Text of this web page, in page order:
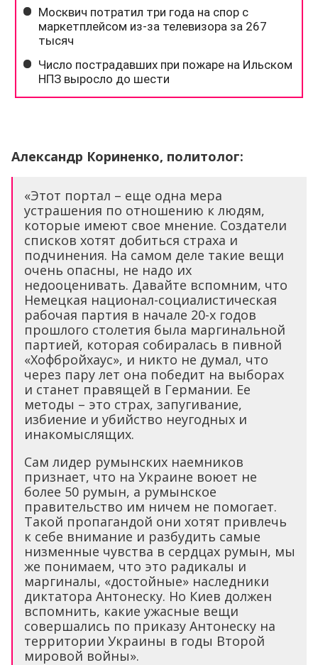
Александр Кориненко, политолог:
«Этот портал – еще одна мера
устрашения по отношению к людям,
которые имеют свое мнение. Создатели
списков хотят добиться страха и
подчинения. На самом деле такие вещи
очень опасны, не надо их
недооценивать. Давайте вспомним, что
Немецкая национал-социалистическая
рабочая партия в начале 20-х годов
прошлого столетия была маргинальной
партией, которая собиралась в пивной
«Хофбройхаус», и никто не думал, что
через пару лет она победит на выборах
и станет правящей в Германии. Ее
методы – это страх, запугивание,
избиение и убийство неугодных и
инакомыслящих.
Сам лидер румынских наемников
признает, что на Украине воюет не
более 50 румын, а румынское
правительство им ничем не помогает.
Такой пропагандой они хотят привлечь
к себе внимание и разбудить самые
низменные чувства в сердцах румын, мы
же понимаем, что это радикалы и
маргиналы, «достойные» наследники
диктатора Антонеску. Но Киев должен
вспомнить, какие ужасные вещи
совершались по приказу Антонеску на
территории Украины в годы Второй
мировой войны».